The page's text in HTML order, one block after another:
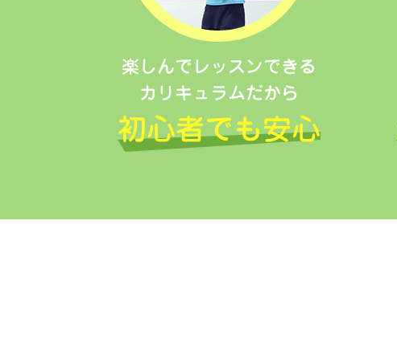
楽しんでレッスンできる
カリキュラムだから
初心者でも安心